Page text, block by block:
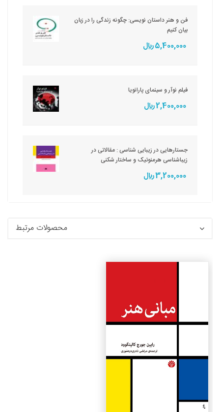
فن و هنر داستان نویسی: چگونه زندگی را در زبان
بیان کنیم
5,400,000 ريال
فیلم نوآر و سینمای پارانویا
2,400,000 ريال
جستارهایی در زیبایی شناسی : مقالاتی در
زیباشناسی هرمنوتیک و ساختار شکنی
3,200,000 ريال
محصولات مرتبط